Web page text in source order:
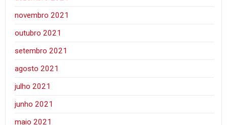
novembro 2021
outubro 2021
setembro 2021
agosto 2021
julho 2021
junho 2021
maio 2021